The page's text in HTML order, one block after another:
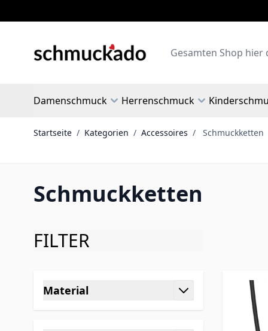
Search
Damenschmuck Herrenschmuck
Startseite / Kategorien / Accessoires / Schmuckketten
Schmuckketten
FILTER
Material